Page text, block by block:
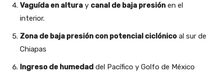
Vaguída en altura y canal de baja presión en el
interior.
Zona de baja presión con potencial ciclónico al sur de
Chiapas
Ingreso de humedad del Pacífico y Golfo de México